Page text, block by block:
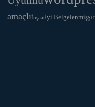
amaçlıİnşaatİyi Belgelenmiş